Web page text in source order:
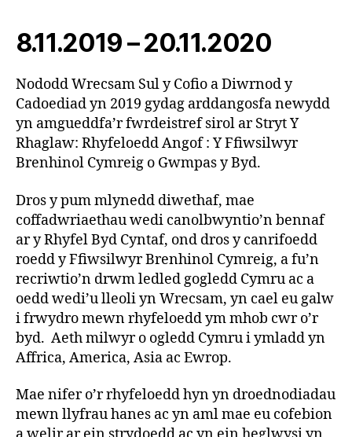
8.11.2019 – 20.11.2020
Nododd Wrecsam Sul y Cofio a Diwrnod y
Cadoediad yn 2019 gydag arddangosfa newydd
yn amgueddfa’r fwrdeistref sirol ar Stryt Y
Rhaglaw: Rhyfeloedd Angof : Y Ffiwsilwyr
Brenhinol Cymreig o Gwmpas y Byd.
Dros y pum mlynedd diwethaf, mae
coffadwriaethau wedi canolbwyntio’n bennaf
ar y Rhyfel Byd Cyntaf, ond dros y canrifoedd
roedd y Ffiwsilwyr Brenhinol Cymreig, a fu’n
recriwtio’n drwm ledled gogledd Cymru ac a
oedd wedi’u lleoli yn Wrecsam, yn cael eu galw
i frwydro mewn rhyfeloedd ym mhob cwr o’r
byd. Aeth milwyr o ogledd Cymru i ymladd yn
Affrica, America, Asia ac Ewrop.
Mae nifer o’r rhyfeloedd hyn yn droednodiadau
mewn llyfrau hanes ac yn aml mae eu cofebion